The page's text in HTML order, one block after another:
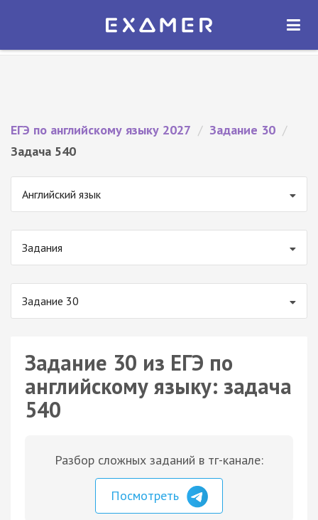
Экзамер — ЕГЭ 2027
ОТКРЫТЬ
ЕГЭ по английскому языку 2027 / Задание 30 /
Задача 540
Английский язык
Задания
Задание 30
Задание 30 из ЕГЭ по
английскому языку: задача
540
Разбор сложных заданий в тг-канале:
Посмотреть